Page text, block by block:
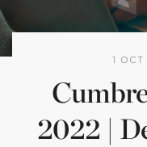
1
2022 |